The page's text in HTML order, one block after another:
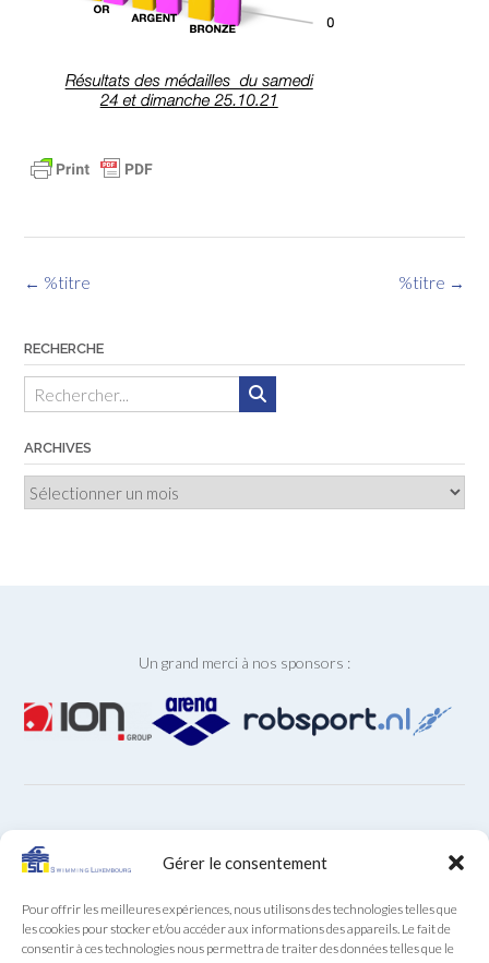
Gérer le consentement
Pour offrir les meilleures expériences, nous utilisons des technologies telles que
les cookies pour stocker et/ou accéder aux informations des appareils. Le fait de
consentir à ces technologies nous permettra de traiter des données telles que le
Navigation
%titre →
← %titre
RECHERCHE
ARCHIVES
Archives
Un grand merci à nos sponsors :
ARCHIVES